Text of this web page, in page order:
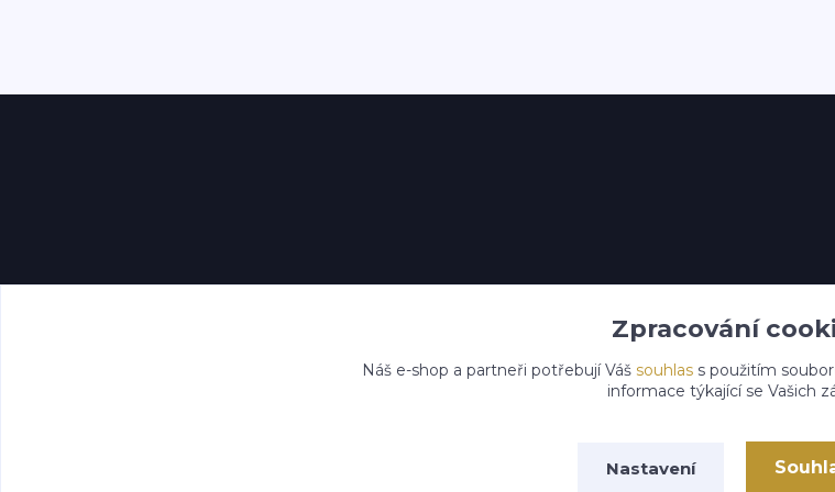
Zpracování
Náš e-shop a partneři potřebují Váš souhlass použitím
informace týkající se Vašich
Nastavení